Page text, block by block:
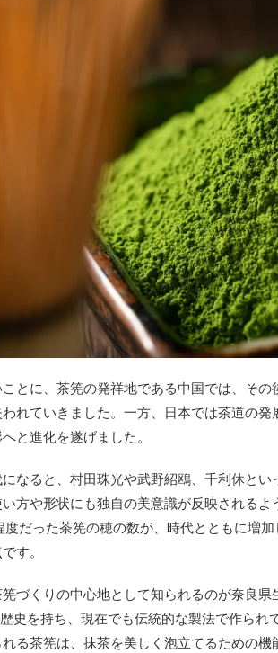
とに、茶筅の発祥地である中国では、そ
れていきました。一方、日本では茶道の
と進化を遂げました。
なると、村田珠光や武野紹鴎、千利休とい
方や形状にも独自の美意識が反映される
度だった茶筅の穂の数が、時代とともに増
す。
筅づくりの中心地として知られるのが奈良
史を持ち、現在でも伝統的な製法で作られ
る茶筅は、抹茶を美しく泡立てるための